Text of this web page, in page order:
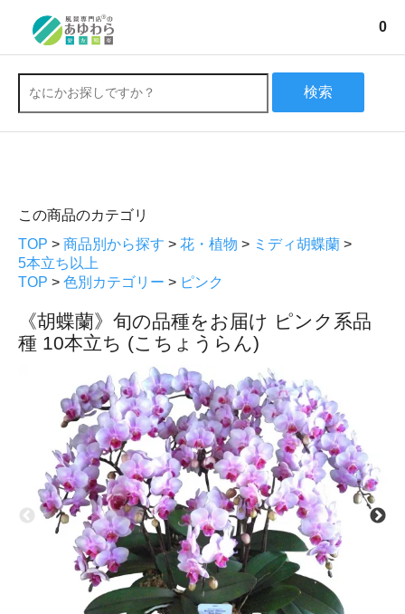
0
検索
この商品のカテゴリ
TOP > 商品別から探す > 花・植物 > ミディ胡蝶蘭 >
5本立ち以上
TOP > 色別カテゴリー > ピンク
《胡蝶蘭》旬の品種をお届け ピンク系品
種 10本立ち (こちょうらん)